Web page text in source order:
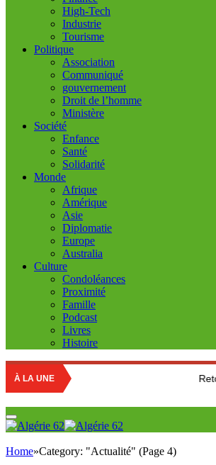
High-Tech
Industrie
Tourisme
Politique
Association
Communiqué
gouvernement
Droit de l’homme
Ministère
Société
Enfance
Santé
Solidarité
Monde
Afrique
Amérique
Asie
Diplomatie
Europe
Australia
Culture
Condoléances
Proximité
Famille
Podcast
Livres
Histoire
À LA UNE Retour sur la
Home»Category: "Actualité" (Page 4)